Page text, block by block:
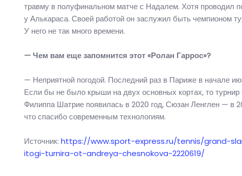
травму в полуфинальном матче с Надалем. Хотя проводил
у Алькараса. Своей работой он заслужил быть чемпионом
У него не так много времени.
— Чем вам еще запомнится этот «Ролан Гаррос»?
— Неприятной погодой. Последний раз в Париже в начале
Если бы не было крыши на двух основных кортах, то
Филиппа Шатрие появилась в 2020 год, Сюзан Ленглен —
что спасибо современным технологиям.
Источник: https://www.sport-express.ru/tennis/grand-
itogi-turnira-ot-andreya-chesnokova-2220619/